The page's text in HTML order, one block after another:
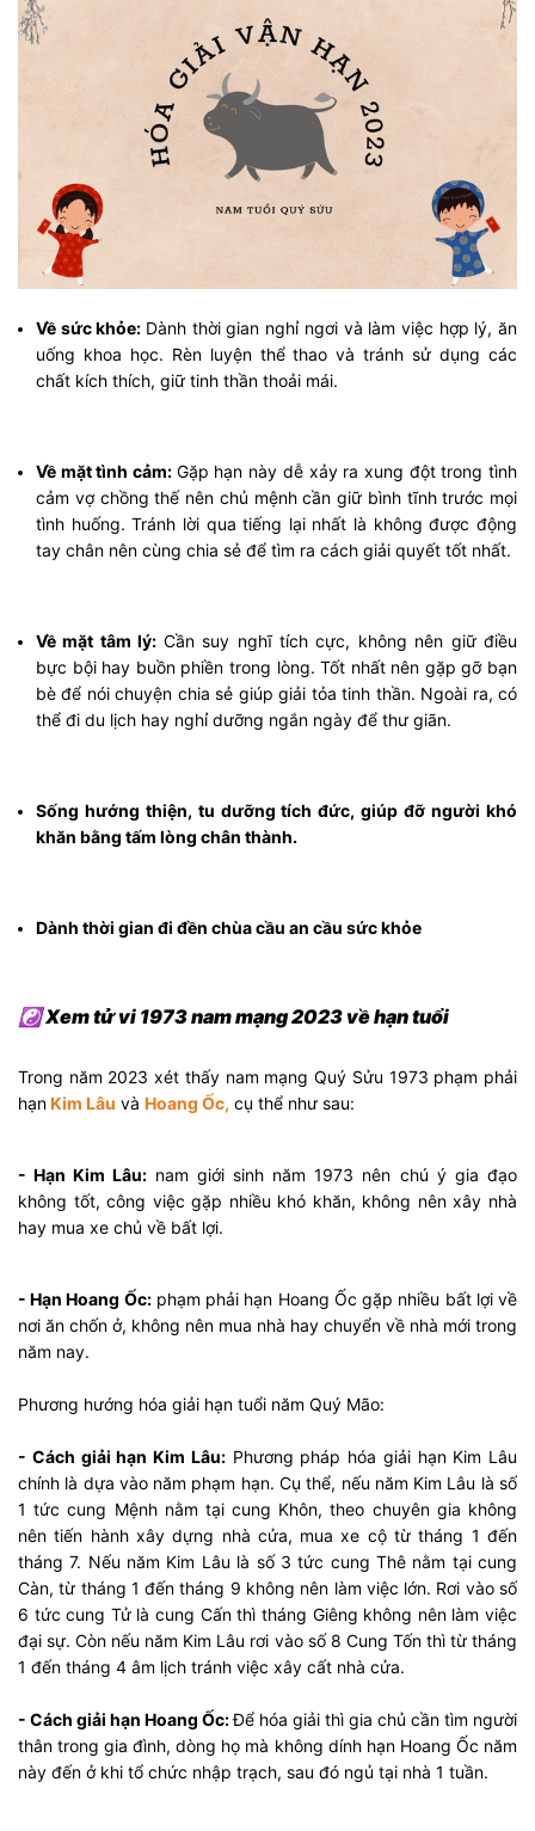
Về sức khỏe: Dành thời gian nghỉ ngơi và làm việc hợp lý, ăn
uống khoa học. Rèn luyện thể thao và tránh sử dụng các
chất kích thích, giữ tinh thần thoải mái.
Về mặt tình cảm: Gặp hạn này dễ xảy ra xung đột trong tình
cảm vợ chồng thế nên chủ mệnh cần giữ bình tĩnh trước mọi
tình huống. Tránh lời qua tiếng lại nhất là không được động
tay chân nên cùng chia sẻ để tìm ra cách giải quyết tốt nhất.
Về mặt tâm lý: Cần suy nghĩ tích cực, không nên giữ điều
bực bội hay buồn phiền trong lòng. Tốt nhất nên gặp gỡ bạn
bè để nói chuyện chia sẻ giúp giải tỏa tinh thần. Ngoài ra, có
thể đi du lịch hay nghỉ dưỡng ngắn ngày để thư giãn.
Sống hướng thiện, tu dưỡng tích đức, giúp đỡ người khó
khăn bằng tấm lòng chân thành.
Dành thời gian đi đền chùa cầu an cầu sức khỏe
☯ Xem tử vi 1973 nam mạng 2023 về hạn tuổi
Trong năm 2023 xét thấy nam mạng Quý Sửu 1973 phạm phải
hạnKim Lâu và Hoang Ốc, cụ thể như sau:
- Hạn Kim Lâu: nam giới sinh năm 1973 nên chú ý gia đạo
không tốt, công việc gặp nhiều khó khăn, không nên xây nhà
hay mua xe chủ về bất lợi.
- Hạn Hoang Ốc:phạm phải hạn Hoang Ốc gặp nhiều bất lợi về
nơi ăn chốn ở, không nên mua nhà hay chuyển về nhà mới trong
năm nay.
Phương hướng hóa giải hạn tuổi năm Quý Mão:
- Cách giải hạn Kim Lâu:Phương pháp hóa giải hạn Kim Lâu
chính là dựa vào năm phạm hạn. Cụ thể, nếu năm Kim Lâu là số
1 tức cung Mệnh nằm tại cung Khôn, theo chuyên gia không
nên tiến hành xây dựng nhà cửa, mua xe cộ từ tháng 1 đến
tháng 7. Nếu năm Kim Lâu là số 3 tức cung Thê nằm tại cung
Càn, từ tháng 1 đến tháng 9 không nên làm việc lớn. Rơi vào số
6 tức cung Tử là cung Cấn thì tháng Giêng không nên làm việc
đại sự. Còn nếu năm Kim Lâu rơi vào số 8 Cung Tốn thì từ tháng
1 đến tháng 4 âm lịch tránh việc xây cất nhà cửa.
- Cách giải hạn Hoang Ốc:Để hóa giải thì gia chủ cần tìm người
thân trong gia đình, dòng họ mà không dính hạn Hoang Ốc năm
này đến ở khi tổ chức nhập trạch, sau đó ngủ tại nhà 1 tuần.